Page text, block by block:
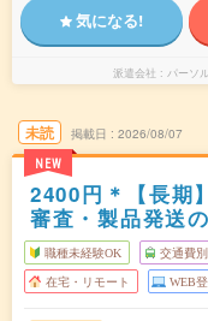
気になる!
派遣会社 パーソ
未読
NEW
掲載日 2026/08/07
2400円＊【長期
審査・製品発送
職種未経験OK 交通費
在宅・リモート WEB